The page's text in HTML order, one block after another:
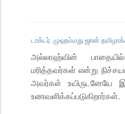
டாக்டர். முஹம்மது ஜான்
அல்லாஹ்வின்
மரித்தவர்கள் என்று
அவர்கள் உயிருடனேயே
உணவளிக்கப்படுகிறார்கள்.